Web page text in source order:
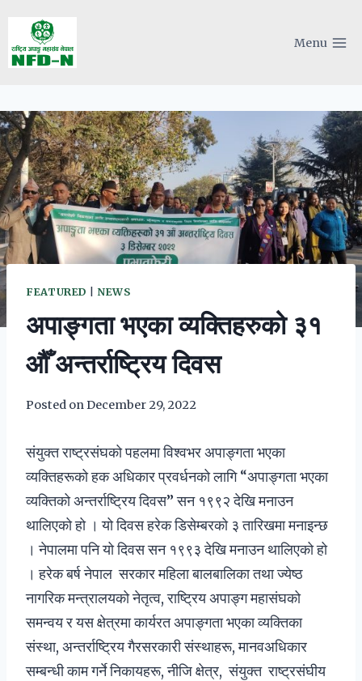
content
Menu
FEATURED NEWS
अपाङ्गता भएका व्यक्तिहरुको ३१
औँ अन्तर्राष्ट्रिय दिवस
Posted onDecember 29, 2022
संयुक्त राष्ट्रसंघको पहलमा विश्वभर अपाङ्गता भएका
व्यक्तिहरूको हक अधिकार प्रवर्धनको लागि “अपाङ्गता भएका
व्यक्तिको अन्तर्राष्ट्रिय दिवस” सन १९९२ देखि मनाउन
थालिएको हो । यो दिवस हरेक डिसेम्बरको ३ तारिखमा मनाइन्छ
। नेपालमा पनि यो दिवस सन १९९३ देखि मनाउन थालिएको हो
। हरेक बर्ष नेपाल सरकार महिला बालबालिका तथा ज्येष्ठ
नागरिक मन्त्रालयको नेतृत्व, राष्ट्रिय अपाङ्ग महासंघको
समन्वय र यस क्षेत्रमा कार्यरत अपाङ्गता भएका व्यक्तिका
संस्था, अन्तर्राष्ट्रिय गैरसरकारी संस्थाहरू, मानवअधिकार
सम्बन्धी काम गर्ने निकायहरू, नीजि क्षेत्र, संयुक्त राष्ट्रसंघीय